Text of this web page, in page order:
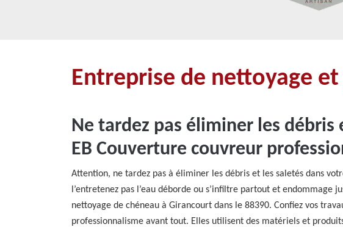
Entreprise de nettoyage
Ne tardez pas éliminer les débris
EB Couverture couvreur
Attention, ne tardez pas à éliminer les débris et les saletés dans
l’entretenez pas l’eau déborde ou s’infiltre partout et endommage
nettoyage de chéneau à Girancourt dans le 88390. Confiez vos
professionnalisme avant tout. Elles utilisent des matériels et